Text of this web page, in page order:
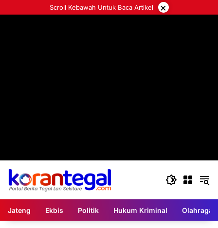
ke
Scroll Kebawah Untuk Baca Artikel ×
Jateng Ekbis Politik Hukum Kriminal Olahraga